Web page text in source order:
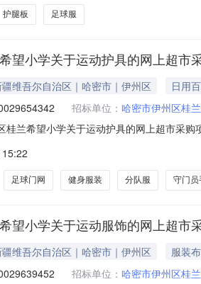
护腿板 足球服
望小学关于运动护具的网上超市
疆维吾尔自治区｜哈密市｜伊州区
日用
招标单位： 哈密市伊州区桂
桂兰希望小学关于运动护具的网上超市采
所在行政区划编码:650502项目所在行政
足球门网 健身服装 分队服 守门员
望小学关于运动服饰的网上超市
疆维吾尔自治区｜哈密市｜伊州区
服装
招标单位： 哈密市伊州区桂